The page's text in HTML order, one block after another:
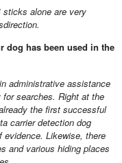
sticks alone are very
dog has been used in the
administrative assistance
searches. Right at the
the first successful
carrier detection dog
evidence. Likewise, there
and various hiding places